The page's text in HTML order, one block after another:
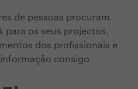
de pessoas procuram
para os seus projectos.
dos profissionais e
consigo.